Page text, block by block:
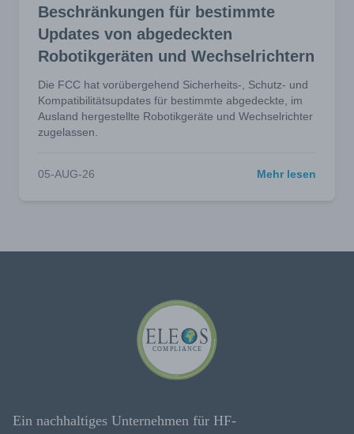
Beschränkungen für bestimmte
Updates von abgedeckten
Robotikgeräten und Wechselrichtern
Die FCC hat vorübergehend Sicherheits-, Schutz- und
Kompatibilitätsupdates für bestimmte abgedeckte, im
Ausland hergestellte Robotikgeräte und Wechselrichter
zugelassen.
05-AUG-26 Mehr lesen
Ein nachhaltiges Unternehmen für HF-